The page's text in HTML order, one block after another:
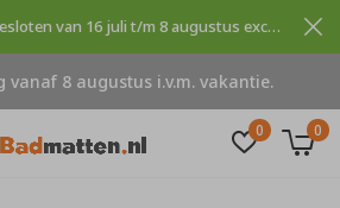
0 0
8 augustus i.v.m. vakantie.
I.v.m. vakantie zijn wij gesloten van 16 juli t/m 8 augustus excuses voor dit ongemak.